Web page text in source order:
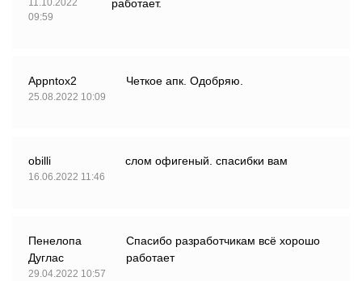
11.10.2022
09:59
работает.
Appntox2
25.08.2022 10:09
Четкое апк. Одобряю.
obilli
16.06.2022 11:46
слом офигеный. спасибки вам
Пенелопа
Дуглас
29.04.2022 10:57
Спасибо разработчикам всё хорошо
работает